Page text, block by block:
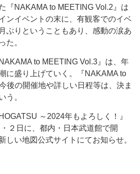
『NAKAMA to MEETING Vol.2』は
ンイベントの末に、有観客でのイベ
ぶりということもあり、感動の涙あ
た。
to MEETING Vol.3』は、年
に盛り上げていく。『NAKAMA to
後の開催地や詳しい日程等は、決ま
う。
～2024年もよろしく！』
２日に、都内・日本武道館で開
しい地図公式サイトにてお知らせ。